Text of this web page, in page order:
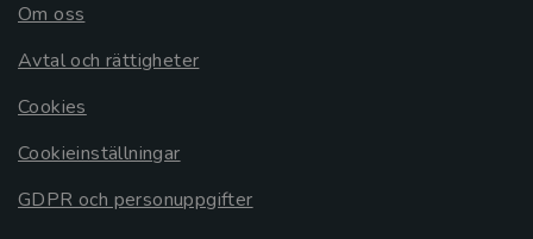
Om oss
Avtal och rättigheter
Cookies
Cookieinställningar
GDPR och personuppgifter